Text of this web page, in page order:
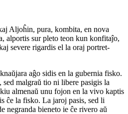
Aljoĥin, pura, kombita, en nova
alportis sur pleto teon kun konfitaĵo,
severe rigardis el la oraj portret-
aĝo sidis en la gubernia fisko.
malgraŭ tio ni libere pasigis la
almenaŭ unu fojon en la vivo kaptis
ĉe la fisko. La jaroj pasis, sed li
negranda bieneto ie ĉe rivero aŭ